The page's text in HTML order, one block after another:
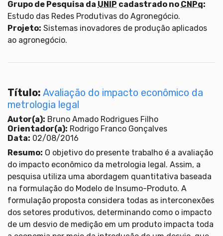
Grupo de Pesquisa da UNIP cadastrado no CNPq:
Estudo das Redes Produtivas do Agronegócio.
Projeto: Sistemas inovadores de produção aplicados
ao agronegócio.
Título: Avaliação do impacto econômico da
metrologia legal
Autor(a): Bruno Amado Rodrigues Filho
Orientador(a): Rodrigo Franco Gonçalves
Data: 02/08/2016
Resumo: O objetivo do presente trabalho é a avaliação
do impacto econômico da metrologia legal. Assim, a
pesquisa utiliza uma abordagem quantitativa baseada
na formulação do Modelo de Insumo-Produto. A
formulação proposta considera todas as interconexões
dos setores produtivos, determinando como o impacto
de um desvio de medição em um produto impacta toda